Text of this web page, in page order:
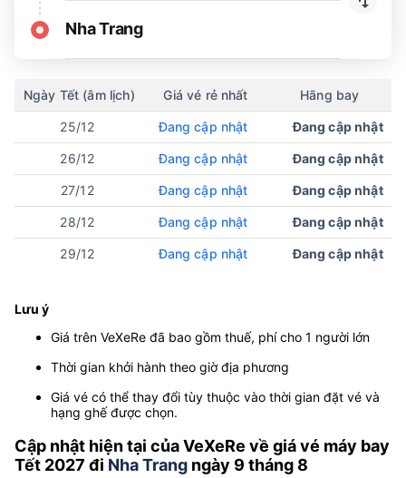
Nha Trang
Ngày Tết (âm lịch) Giá vé rẻ nhất Hãng bay
25/12 Đang cập nhật Đang cập nhật
26/12 Đang cập nhật Đang cập nhật
27/12 Đang cập nhật Đang cập nhật
28/12 Đang cập nhật Đang cập nhật
29/12 Đang cập nhật Đang cập nhật
Lưu ý
Giá trên VeXeRe đã bao gồm thuế, phí cho 1 người lớn
Thời gian khởi hành theo giờ địa phương
Giá vé có thể thay đổi tùy thuộc vào thời gian đặt vé và
hạng ghế được chọn.
Cập nhật hiện tại của VeXeRe về giá vé máy bay
Tết 2027 đi Nha Trang ngày 9 tháng 8